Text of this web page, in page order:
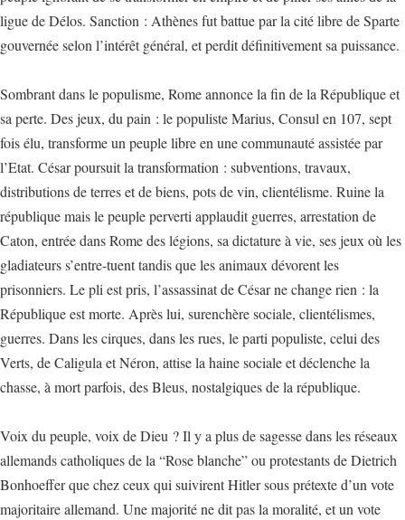
ligue de Délos. Sanction : Athènes fut battue par la cité libre de Sparte
gouvernée selon l’intérêt général, et perdit définitivement sa puissance.
Sombrant dans le populisme, Rome annonce la fin de la République et
sa perte. Des jeux, du pain : le populiste Marius, Consul en 107, sept
fois élu, transforme un peuple libre en une communauté assistée par
l’Etat. César poursuit la transformation : subventions, travaux,
distributions de terres et de biens, pots de vin, clientélisme. Ruine la
république mais le peuple perverti applaudit guerres, arrestation de
Caton, entrée dans Rome des légions, sa dictature à vie, ses jeux où les
gladiateurs s’entre-tuent tandis que les animaux dévorent les
prisonniers. Le pli est pris, l’assassinat de César ne change rien : la
République est morte. Après lui, surenchère sociale, clientélismes,
guerres. Dans les cirques, dans les rues, le parti populiste, celui des
Verts, de Caligula et Néron, attise la haine sociale et déclenche la
chasse, à mort parfois, des Bleus, nostalgiques de la république.
Voix du peuple, voix de Dieu ? Il y a plus de sagesse dans les réseaux
allemands catholiques de la “Rose blanche” ou protestants de Dietrich
Bonhoeffer que chez ceux qui suivirent Hitler sous prétexte d’un vote
majoritaire allemand. Une majorité ne dit pas la moralité, et un vote